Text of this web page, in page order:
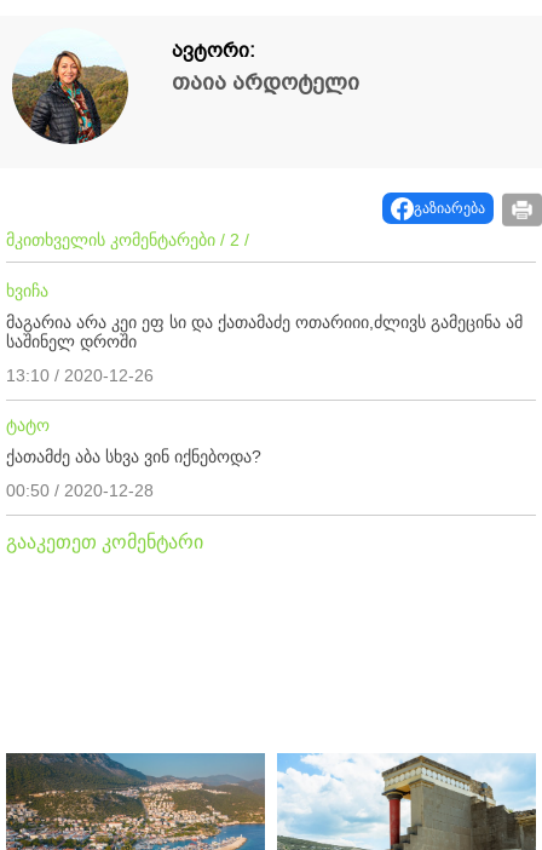
ავტორი:
თაია არდოტელი
გაზიარება
მკითხველის კომენტარები / 2 /
ხვიჩა
მაგარია არა კეი ეფ სი და ქათამაძე ოთარიიი,ძლივს გამეცინა ამ
საშინელ დროში
13:10 / 2020-12-26
ტატო
ქათამძე აბა სხვა ვინ იქნებოდა?
00:50 / 2020-12-28
გააკეთეთ კომენტარი